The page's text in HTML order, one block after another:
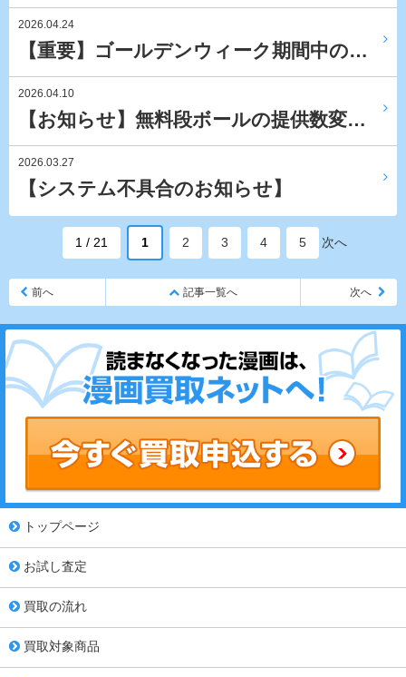
2026.04.24
【重要】ゴールデンウィーク期間中の…
2026.04.10
【お知らせ】無料段ボールの提供数変…
2026.03.27
【システム不具合のお知らせ】
1 / 21 1 2 3 4 5 次へ
前へ 記事一覧へ 次へ
トップページ
お試し査定
買取の流れ
買取対象商品